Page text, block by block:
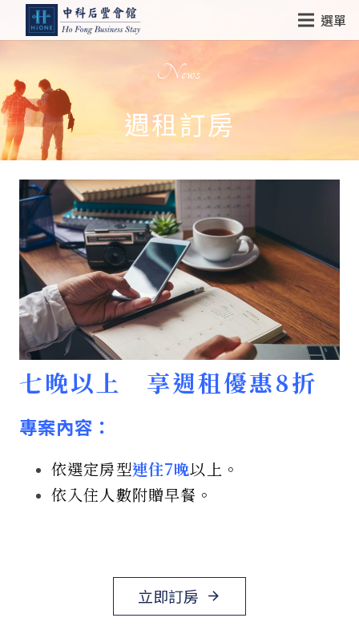
選單
News
週租訂房
七晚以上 享週租優惠8折
專案內容：
依選定房型連住7晚以上。
依入住人數附贈早餐。
立即訂房 arrow_forward